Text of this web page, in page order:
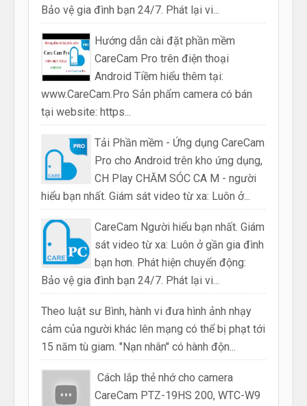
Bảo vệ gia đình bạn 24/7. Phát lại vi...
Hướng dẫn cài đặt phần mềm
CareCam Pro trên điện thoại
Android Tiềm hiểu thêm tại:
www.CareCam.Pro Sản phẩm camera có bán
tại website: https...
Tải Phần mềm - Ứng dụng CareCam
Pro cho Android trên kho ứng dụng,
CH Play CHĂM SÓC CA M - người
hiểu bạn nhất. Giám sát video từ xa: Luôn ở...
CareCam Người hiểu bạn nhất. Giám
sát video từ xa: Luôn ở gần gia đình
bạn hơn. Phát hiện chuyển động:
Bảo vệ gia đình bạn 24/7. Phát lại vi...
Theo luật sư Bình, hành vi đưa hình ảnh nhạy
cảm của người khác lên mạng có thể bị phạt tới
15 năm tù giam. "Nạn nhân" có hành độn...
Cách lắp thẻ nhớ cho camera
CareCam PTZ-19HS 200, WTC-W9